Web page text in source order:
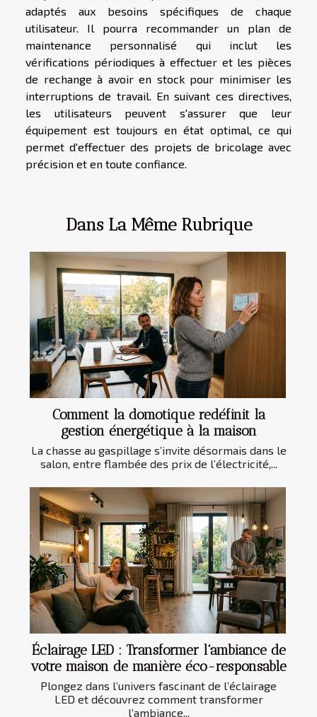
adaptés aux besoins spécifiques de chaque
utilisateur. Il pourra recommander un plan de
maintenance personnalisé qui inclut les
vérifications périodiques à effectuer et les pièces
de rechange à avoir en stock pour minimiser les
interruptions de travail. En suivant ces directives,
les utilisateurs peuvent s'assurer que leur
équipement est toujours en état optimal, ce qui
permet d'effectuer des projets de bricolage avec
précision et en toute confiance.
Dans La Même Rubrique
Comment la domotique redéfinit la
gestion énergétique à la maison
La chasse au gaspillage s’invite désormais dans le
salon, entre flambée des prix de l’électricité,...
Éclairage LED : Transformer l'ambiance de
votre maison de manière éco-responsable
Plongez dans l’univers fascinant de l’éclairage
LED et découvrez comment transformer
l’ambiance...